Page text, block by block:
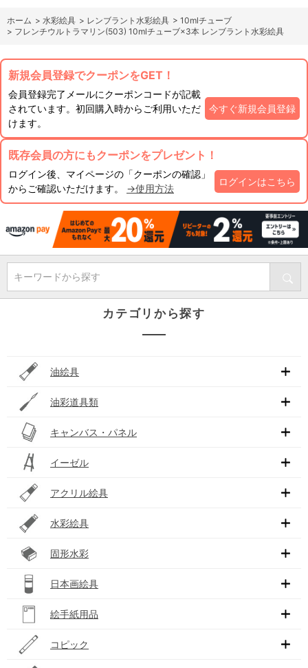
ホーム > 水彩絵具 > レンブラント水彩絵具 > 10mlチューブ
> フレンチウルトラマリン(503) 10mlチューブ×3本 レンブラント水彩絵具
新規会員登録でクーポンをGET！
会員登録完了メールにクーポンコードが記載
されています。初回購入時からご利用いただ
けます。
今すぐ新規会員登録
既存会員の方にもクーポンをプレゼント！
ログイン後、マイページの「クーポンの確認」
からご確認いただけます。 →使用方法
ログインはこちら
キーワードから探す
カテゴリから探す
油絵具
油彩道具類
キャンバス・パネル
イーゼル
アクリル絵具
水彩絵具
固形水彩
日本画絵具
絵手紙用品
コピック